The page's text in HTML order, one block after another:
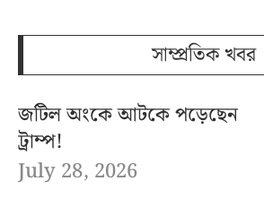
সাম্প্রতিক খবর
জটিল অংকে আটকে পড়েছেন
ট্রাম্প!
July 28, 2026